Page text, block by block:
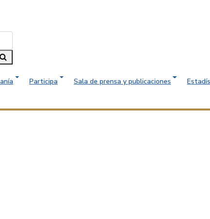
Participa Sala de prensa y publicaciones